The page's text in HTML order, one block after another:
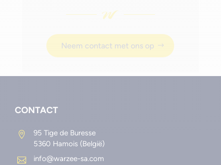
Neem contact met ons op
CONTACT

95 Tige de Buresse
5360 Hamois (België)

info@warzee-sa.com